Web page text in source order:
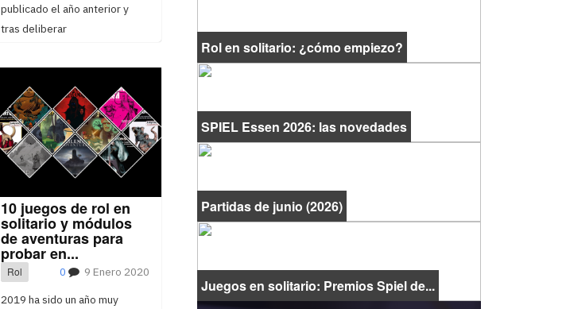
publicado el año anterior y
tras deliberar
10 juegos de rol en
solitario y módulos
de aventuras para
probar en...
Rol 9 Enero 2020
0
2019 ha sido un año muy
Rol en solitario: ¿cómo empiezo?
SPIEL Essen 2026: las novedades
Partidas de junio (2026)
Juegos en solitario: Premios Spiel de...